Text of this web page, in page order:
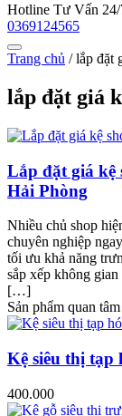
Hotline Tư Vấn
0369124565
Trang chủ /lắp đặt
lắp đặt giá
Lắp đặt giá kệ
Hải Phòng
Nhiều chủ shop
chuyên nghiệp
tối ưu khả năng
sắp xếp không
[…]
Sản phẩm quan
Kệ siêu thị tạp
400.000